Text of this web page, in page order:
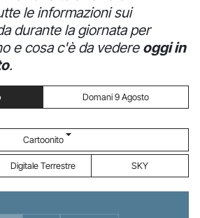
le informazioni sui
durante la giornata per
e cosa c'è da vedere oggi in
.
Domani 9 Agosto
Cartoonito
Digitale Terrestre SKY